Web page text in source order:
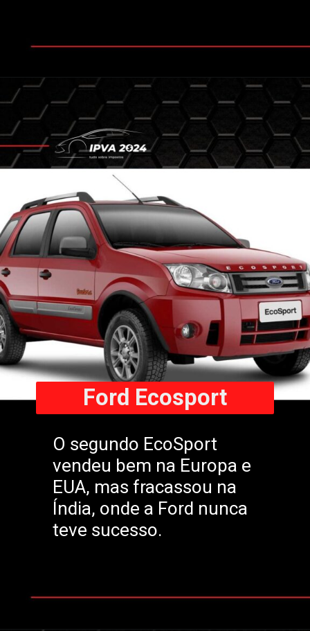
O segundo EcoSport
vendeu bem na Europa e
EUA, mas fracassou na
Índia, onde a Ford nunca
teve sucesso.
Ford Ecosport